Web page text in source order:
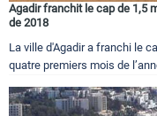
Agadir franchit le cap de 1,5
de 2018
La ville d'Agadir a franchi le
quatre premiers mois de